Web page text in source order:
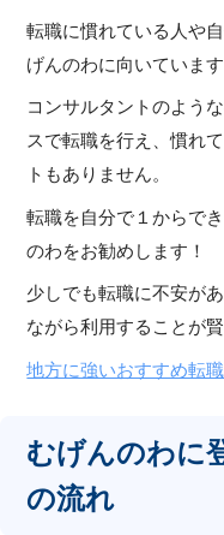
転職に慣れている人や
げんのわに向いています
コンサルタントのよう
スで転職を行え、慣れ
トもありません。
転職を自分で１からで
のわをお勧めします！
少しでも転職に不安が
ながら利用することが賢
地方に強いおすすめ転
むげんのわに
の流れ